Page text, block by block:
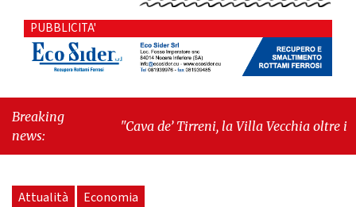
PUBBLICITA'
Breaking
news:
"Cava de’ Tirreni, la Villa Vecchia oltre i
seduta consiliare: “Serve chiarezza!”"
Attualità Economia